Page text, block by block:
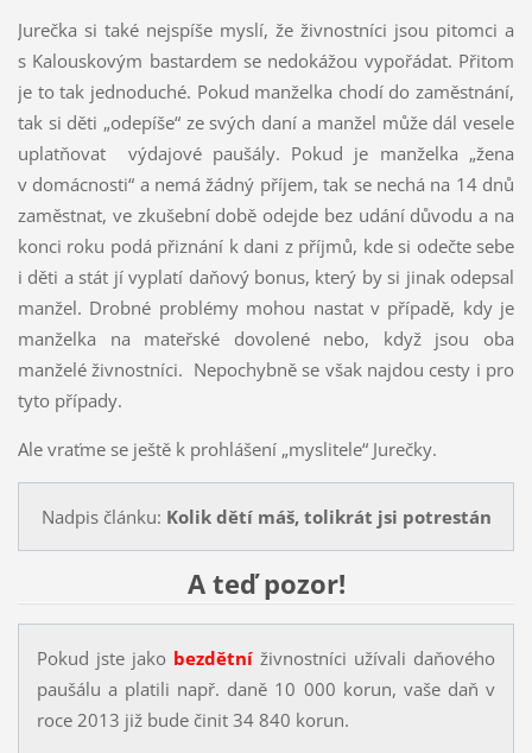
Jurečka si také nejspíše myslí, že živnostníci jsou pitomci a
s Kalouskovým bastardem se nedokážou vypořádat. Přitom
je to tak jednoduché. Pokud manželka chodí do zaměstnání,
tak si děti „odepíše“ ze svých daní a manžel může dál vesele
uplatňovat výdajové paušály. Pokud je manželka „žena
v domácnosti“ a nemá žádný příjem, tak se nechá na 14 dnů
zaměstnat, ve zkušební době odejde bez udání důvodu a na
konci roku podá přiznání k dani z příjmů, kde si odečte sebe
i děti a stát jí vyplatí daňový bonus, který by si jinak odepsal
manžel. Drobné problémy mohou nastat v případě, kdy je
manželka na mateřské dovolené nebo, když jsou oba
manželé živnostníci. Nepochybně se však najdou cesty i pro
tyto případy.
Ale vraťme se ještě k prohlášení „myslitele“ Jurečky.
Nadpis článku: Kolik dětí máš, tolikrát jsi potrestán
A teď pozor!
Pokud jste jako bezdětníživnostníci užívali daňového
paušálu a platili např. daně 10 000 korun, vaše daň v
roce 2013 již bude činit 34 840 korun.